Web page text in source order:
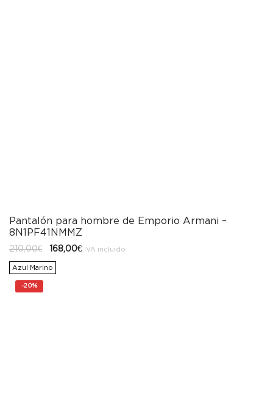
Pantalón para hombre de Emporio Armani –
8N1PF41NMMZ
210,00€
El
precio
original
era:
168,00€ElIVA incluido
Azul Marino
-20%